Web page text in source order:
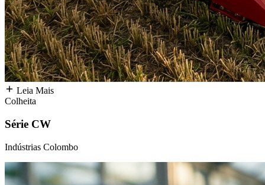
Leia Mais
Colheita
Série CW
Indústrias Colombo